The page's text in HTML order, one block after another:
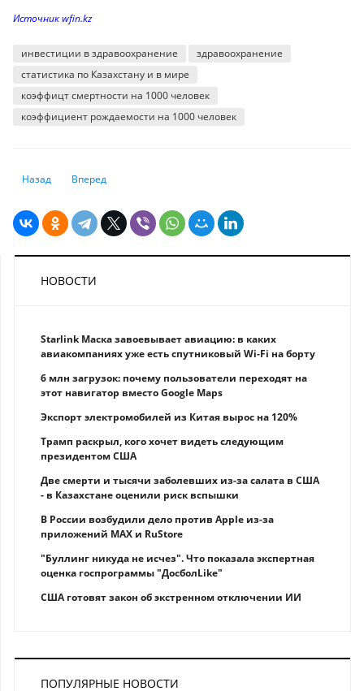
Источник wfin.kz
инвестиции в здравоохранение
здравоохранение
статистика по Казахстану и в мире
коэффицт смертности на 1000 человек
коэффициент рождаемости на 1000 человек
Предыдущий: В рейтинге по сохранению экосистем суши
Назад Следующий: По итогам зимних месяцев нефтедобыча
Вперед
НОВОСТИ
Starlink Маска завоевывает авиацию: в каких
авиакомпаниях уже есть спутниковый Wi-Fi на борту
6 млн загрузок: почему пользователи переходят на
этот навигатор вместо Google Maps
Экспорт электромобилей из Китая вырос на 120%
Трамп раскрыл, кого хочет видеть следующим
президентом США
Две смерти и тысячи заболевших из-за салата в США
- в Казахстане оценили риск вспышки
В России возбудили дело против Apple из-за
приложений MAX и RuStore
"Буллинг никуда не исчез". Что показала экспертная
оценка госпрограммы "ДосболLike"
США готовят закон об экстренном отключении ИИ
ПОПУЛЯРНЫЕ НОВОСТИ